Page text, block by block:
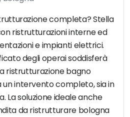
completa? Stella
ristrutturazioni interne ed
e impianti elettrici.
degli operai soddisferà
ristrutturazione bagno
un intervento completo, sia in
La soluzione ideale anche
da ristrutturare bologna